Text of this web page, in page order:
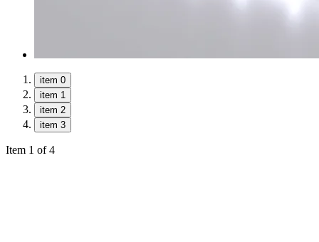
item 0
item 1
item 2
item 3
Item 1 of 4